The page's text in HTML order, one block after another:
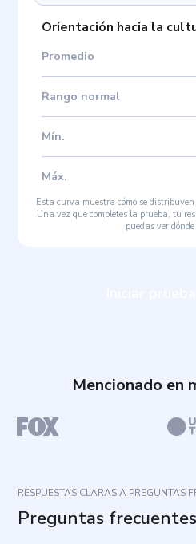
Orientación hacia la
Promedio
Rango normal
Mín.
Máx.
Esta curva muestra cómo se
Una vez que completes la prueba, tu
puedas ver
Mencionado en
RESPUESTAS CLARAS A PREGUNTAS
Preguntas frecuentes